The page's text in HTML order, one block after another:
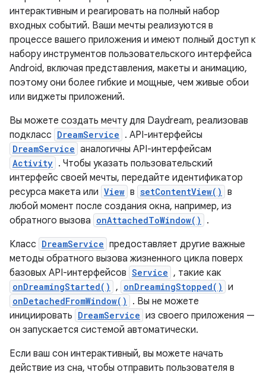
интерактивным и реагировать на полный набор
входных событий. Ваши мечты реализуются в
процессе вашего приложения и имеют полный доступ к
набору инструментов пользовательского интерфейса
Android, включая представления, макеты и анимацию,
поэтому они более гибкие и мощные, чем живые обои
или виджеты приложений.
Вы можете создать мечту для Daydream, реализовав
подкласс DreamService . API-интерфейсы
DreamService аналогичны API-интерфейсам
Activity . Чтобы указать пользовательский
интерфейс своей мечты, передайте идентификатор
ресурса макета или View в setContentView() в
любой момент после создания окна, например, из
обратного вызова onAttachedToWindow()
.
Класс DreamService предоставляет другие важные
методы обратного вызова жизненного цикла поверх
базовых API-интерфейсов Service , такие как
onDreamingStarted() , onDreamingStopped() и
onDetachedFromWindow()
. Вы не можете
инициировать DreamService из своего приложения —
он запускается системой автоматически.
Если ваш сон интерактивный, вы можете начать
действие из сна, чтобы отправить пользователя в